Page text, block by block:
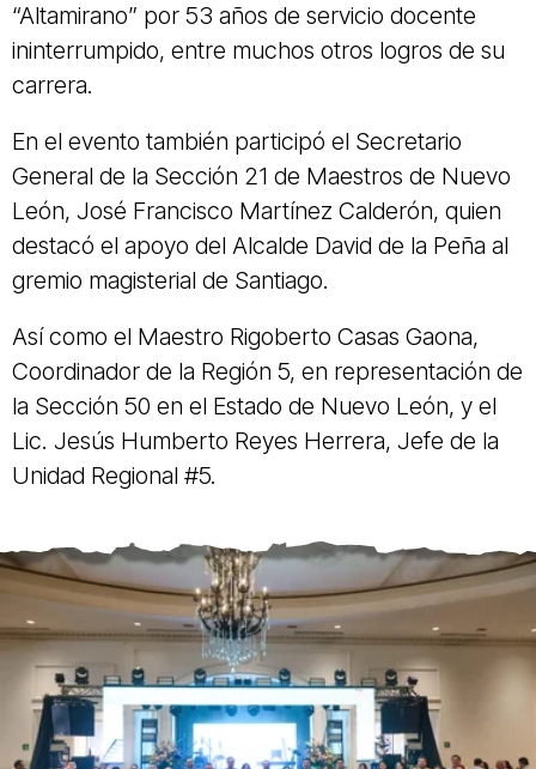
“Altamirano” por 53 años de servicio docente
ininterrumpido, entre muchos otros logros de su
carrera.
En el evento también participó el Secretario
General de la Sección 21 de Maestros de Nuevo
León, José Francisco Martínez Calderón, quien
destacó el apoyo del Alcalde David de la Peña al
gremio magisterial de Santiago.
Así como el Maestro Rigoberto Casas Gaona,
Coordinador de la Región 5, en representación de
la Sección 50 en el Estado de Nuevo León, y el
Lic. Jesús Humberto Reyes Herrera, Jefe de la
Unidad Regional #5.